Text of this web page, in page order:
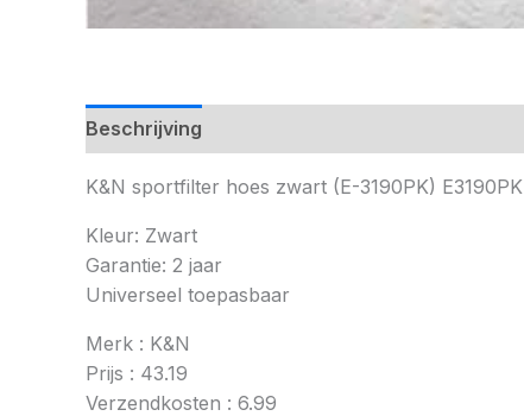
Beschrijving
K&N sportfilter hoes zwart (E-3190PK) E3190PK
Kleur: Zwart
Garantie: 2 jaar
Universeel toepasbaar
Merk : K&N
Prijs : 43.19
Verzendkosten : 6.99